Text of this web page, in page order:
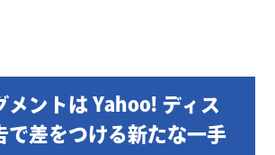
メントは Yahoo! ディス
で差をつける新たな一手